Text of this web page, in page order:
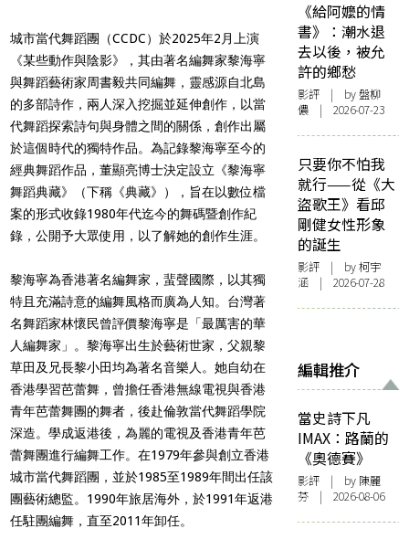
城市當代舞蹈團（CCDC）於2025年2月上演
《某些動作與陰影》，其由著名編舞家黎海寧
與舞蹈藝術家周書毅共同編舞，靈感源自北島
的多部詩作，兩人深入挖掘並延伸創作，以當
代舞蹈探索詩句與身體之間的關係，創作出屬
於這個時代的獨特作品。為記錄黎海寧至今的
經典舞蹈作品，董顯亮博士決定設立 《黎海寧
舞蹈典藏》
（下稱《典藏》），旨在以數位檔
案的形式收錄1980年代迄今的舞碼暨創作紀
錄，公開予大眾使用，以了解她的創作生涯。
黎海寧為香港著名編舞家，蜚聲國際，以其獨
特且充滿詩意的編舞風格而廣為人知。台灣著
名舞蹈家林懷民曾評價黎海寧是「最厲害的華
人編舞家」。黎海寧出生於藝術世家，父親黎
草田及兄長黎小田均為著名音樂人。她自幼在
香港學習芭蕾舞，曾擔任香港無線電視與香港
青年芭蕾舞團的舞者，後赴倫敦當代舞蹈學院
深造。學成返港後，為麗的電視及香港青年芭
蕾舞團進行編舞工作。在1979年參與創立香港
城市當代舞蹈團，並於1985至1989年間出任該
團藝術總監。1990年旅居海外，於1991年返港
任駐團編舞，直至2011年卸任。
《給阿嬤的情
書》：潮水退
去以後，被允
許的鄉愁
影評 | by 盤柳
儂 | 2026-07-23
只要你不怕我
就行——從《大
盜歌王》看邱
剛健女性形象
的誕生
影評 | by 柯宇
涵 | 2026-07-28
編輯推介
當史詩下凡
IMAX：路蘭的
《奧德賽》
影評 | by 陳麗
芬 | 2026-08-06